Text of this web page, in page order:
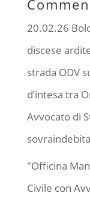
20.02.26
discese
strada ODV
d’intesa tra
Avvocato di
"Officina
Civile con